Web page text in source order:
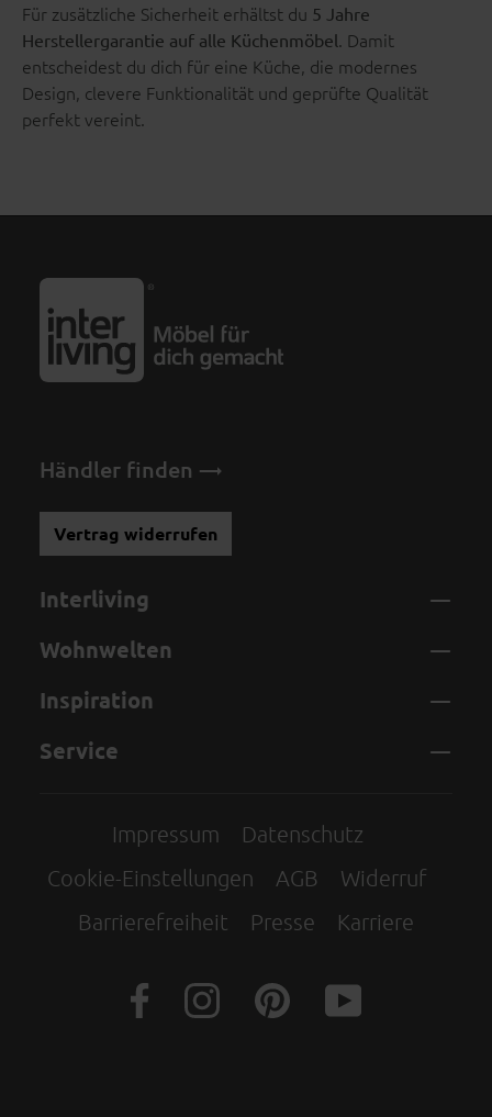
Für zusätzliche Sicherheit erhältst du 5 Jahre
Herstellergarantie auf alle Küchenmöbel. Damit
entscheidest du dich für eine Küche, die modernes
Design, clevere Funktionalität und geprüfte Qualität
perfekt vereint.
Händler finden
Vertrag widerrufen
Interliving
Wohnwelten
Inspiration
Service
Impressum
Datenschutz
Cookie-Einstellungen
AGB
Widerruf
Barrierefreiheit
Presse Karriere